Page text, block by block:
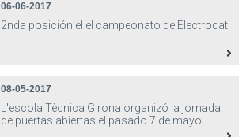
06-06-2017
2nda posición el el campeonato de Electrocat
08-05-2017
L'escola Tècnica Girona organizó la jornada
de puertas abiertas el pasado 7 de mayo